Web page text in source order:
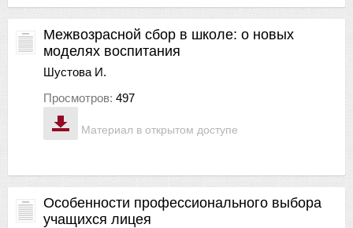
Материал в открытом доступе
Межвозрасной сбор в школе: о новых
моделях воспитания
Шустова И.
Просмотров: 497
Особенности профессионального выбора
учащихся лицея